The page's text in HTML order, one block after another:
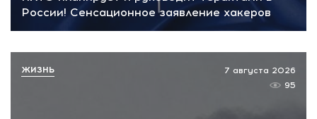
России! Сенсационное заявление хакеров
7 августа 2026
95
ЖИЗНЬ